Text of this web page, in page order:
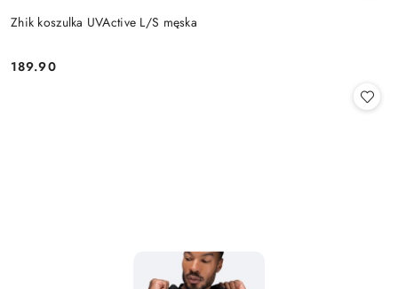
Zhik koszulka UVActive L/S męska
Cena:
189.90